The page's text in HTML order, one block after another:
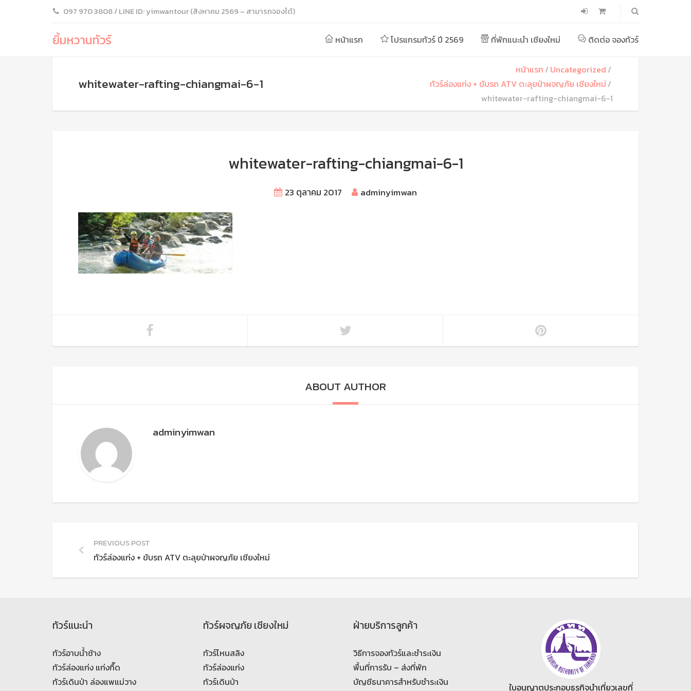
097 970 3808 / LINE ID: yimwantour (สิงหาคม 2569 – สามารถจองได้)
ยิ้มหวานทัวร์ หน้าแรก โปรแกรมทัวร์ ปี 2569 ที่พักแนะนำ เชียงใหม่ ติดต่อ จองทัวร์
whitewater-rafting-chiangmai-6-1
หน้าแรก
Uncategorized
ทัวร์ล่องแก่ง + ขับรถ ATV ตะลุยป่าผจญภัย เชียงใหม่
whitewater-rafting-chiangmai-6-1
whitewater-rafting-chiangmai-6-1
23 ตุลาคม 2017 adminyimwan
ABOUT AUTHOR
adminyimwan
PREVIOUS POST
ทัวร์ล่องแก่ง + ขับรถ ATV ตะลุยป่าผจญภัย เชียงใหม่
ทัวร์แนะนำ
ทัวร์อาบน้ำช้าง
ทัวร์ล่องแก่ง แก่งกึ๊ด
ทัวร์เดินป่า ล่องแพแม่วาง
ทัวร์ผจญภัย เชียงใหม่
ทัวร์โหนสลิง
ทัวร์ล่องแก่ง
ทัวร์เดินป่า
ฝ่ายบริการลูกค้า
วิธีการจองทัวร์และชำระเงิน
พื้นที่การรับ – ส่งที่พัก
บัญชีธนาคารสำหรับชำระเงิน
ใบอนุญาตประกอบธุรกิจนำเที่ยวเลขที่